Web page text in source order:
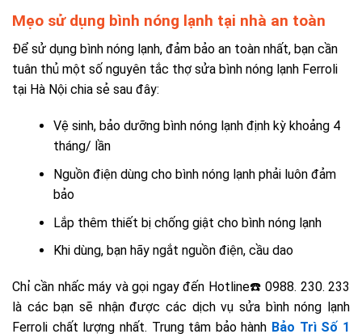
Mẹo sử dụng bình nóng lạnh tại nhà an toàn
Để sử dụng bình nóng lạnh, đảm bảo an toàn nhất, bạn cần
tuân thủ một số nguyên tắc thợ sửa bình nóng lạnh Ferroli
tại Hà Nội chia sẻ sau đây:
Vệ sinh, bảo dưỡng bình nóng lạnh định kỳ khoảng 4
tháng/ lần
Nguồn điện dùng cho bình nóng lạnh phải luôn đảm
bảo
Lắp thêm thiết bị chống giật cho bình nóng lạnh
Khi dùng, bạn hãy ngắt nguồn điện, cầu dao
Chỉ cần nhấc máy và gọi ngay đến Hotline☎️ 0988. 230. 233
là các bạn sẽ nhận được các dịch vụ sửa bình nóng lạnh
Ferroli chất lượng nhất. Trung tâm bảo hành Bảo Trì Số 1